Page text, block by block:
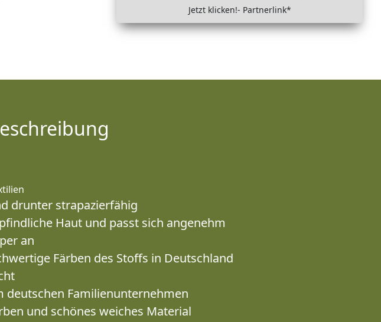
Jetzt klicken!- Partnerlink*
drunter strapazierfähig
Haut und passt sich angenehm
an
Färben des Stoffs in Deutschland
deutschen Familienunternehmen
und schönes weiches Material